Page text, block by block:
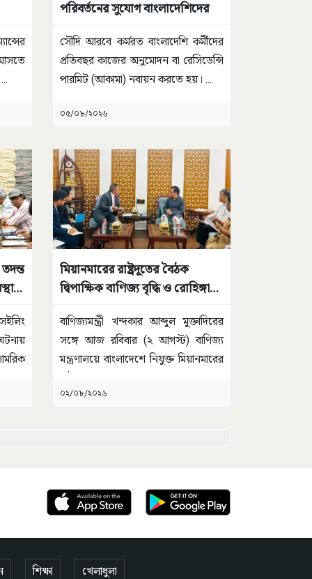
...
পরিবর্তনের সুযোগ বাংলাদেশিদের
সৌদি আরবে কর্মরত বাংলাদেশি কর্মীদের
প্রতিবছর কাজের অনুমোদন বা রেসিডেন্সি
পারমিট (আকামা) নবায়ন করতে হয়। ...
০৫/০৮/২০২৬
মিয়ানমারের রাষ্ট্রদূতের বৈঠক
দ্বিপাক্ষিক বাণিজ্য বৃদ্ধি ও রোহিঙ্গা
বাণিজ্যমন্ত্রী খন্দকার আব্দুল মুক্তাদিরের
সঙ্গে আজ রবিবার (২ আগস্ট) বাণিজ্য
মন্ত্রণালয়ে বাংলাদেশে নিযুক্ত মিয়ানমারের
০২/০৮/২০২৬
শিক্ষা খেলাধুলা